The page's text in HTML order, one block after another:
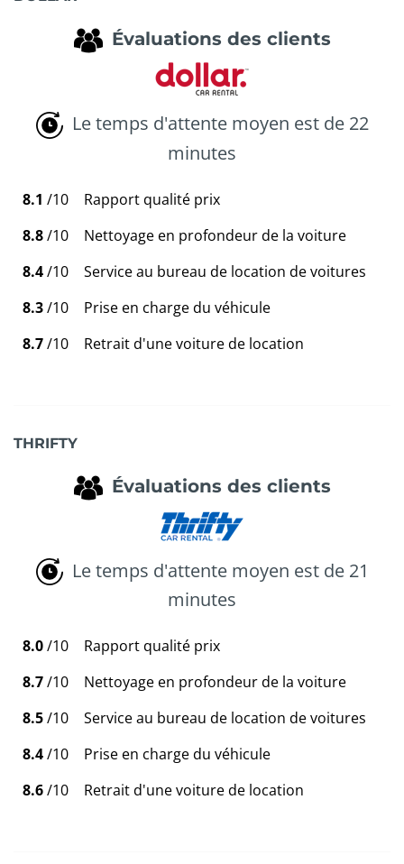
Évaluations des clients
Le temps d'attente moyen est de 22
minutes
8.1 /10
Rapport qualité prix
8.8/10
Nettoyage en profondeur de la voiture
8.4/10
Service au bureau de location de voitures
8.3/10
Prise en charge du véhicule
8.7/10 Retrait d'une voiture de location
THRIFTY
Évaluations des clients
Le temps d'attente moyen est de 21
minutes
8.0/10
Rapport qualité prix
8.7/10
Nettoyage en profondeur de la voiture
8.5/10
Service au bureau de location de voitures
8.4/10
Prise en charge du véhicule
8.6/10 Retrait d'une voiture de location